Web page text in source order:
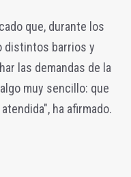
que, durante los
distintos barrios y
las demandas de la
muy sencillo: que
ha afirmado.